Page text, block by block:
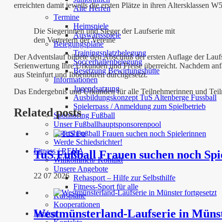
Alte Herren
Termine
Heimspiele
Auswärtsspiele
Belegungspläne
Trainingsplatzbelegung
Soccerhallenbelegung
Besetzung Bewirtungshütte
Informationen
Jugendsatzung
Ausbildungskonzept TuS Altenberge Fussball
Spielerpass / Anmeldung zum Spielbetrieb
Sponsoring Fußball
Unser Fußballhauptsponsorenpool
Sportshop
Werde Schiedsrichter!
Fitness / REHA
Willkommen/ Kontakt
Unsere Angebote
Rehasport – Hilfe zur Selbsthilfe
Fitness-Sport für alle
Kurspläne
Kooperationen
Laufen
erreichten damit jeweils die ersten Plätze in ihren Altersklassen
Die Siegerinnen und Sieger der Laufserie mit
den Vertretern der Vereine
Der Adventslauf bildete den Abschluß der ersten Auflage der
Serienwertung Ihre Urkunden und Preise überreicht. Nachdem
aus Steinfurt und Ibbenbüren durchgesetzt.
Das Endergebnis und Urkunden für alle Teilnehmerinnen und
Related posts
TuS Fußball Frauen suchen noch
22 07 2026
Westmünsterland-Laufserie in